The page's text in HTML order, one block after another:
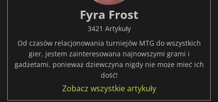
Fyra Frost
3421 Artykuły
Od czasów relacjonowania turniejów MTG do wszystkich
gier, jestem zainteresowana najnowszymi grami i
gadżetami, ponieważ dziewczyna nigdy nie może mieć ich
dość!
Zobacz wszystkie artykuły